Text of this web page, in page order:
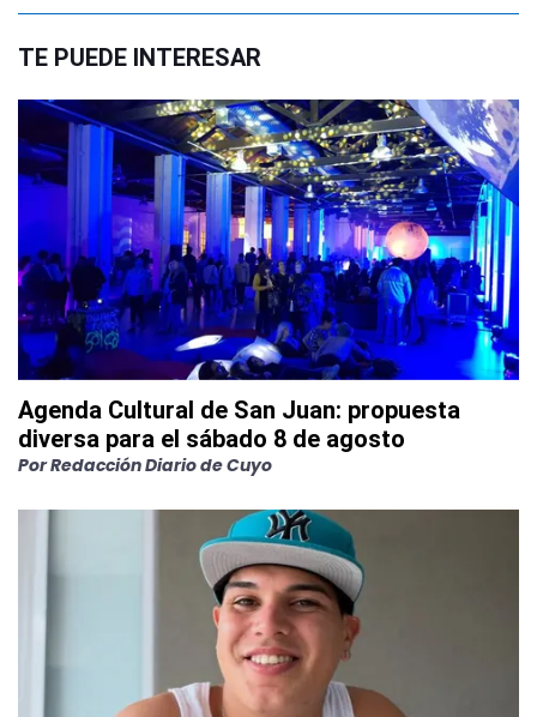
TE PUEDE INTERESAR
Agenda Cultural de San Juan: propuesta
diversa para el sábado 8 de agosto
PorRedacción Diario de Cuyo